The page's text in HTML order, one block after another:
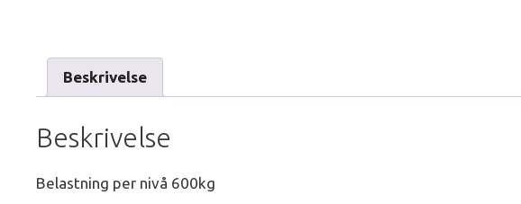
Beskrivelse
Beskrivelse
Belastning per nivå 600kg